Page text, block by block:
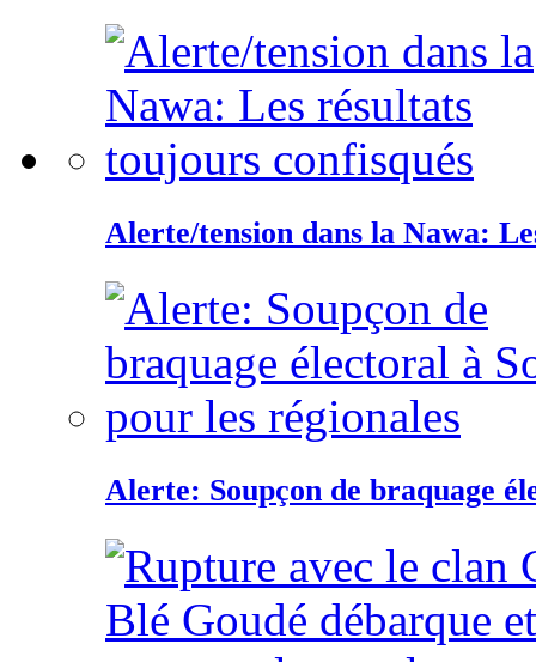
Alerte/tension dans la Nawa:
Alerte: Soupçon de braquage